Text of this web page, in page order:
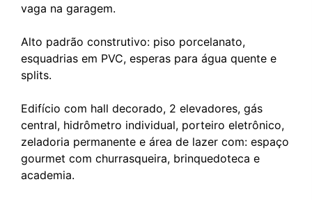
vaga na garagem.
Alto padrão construtivo: piso porcelanato,
esquadrias em PVC, esperas para água quente e
splits.
Edifício com hall decorado, 2 elevadores, gás
central, hidrômetro individual, porteiro eletrônico,
zeladoria permanente e área de lazer com: espaço
gourmet com churrasqueira, brinquedoteca e
academia.